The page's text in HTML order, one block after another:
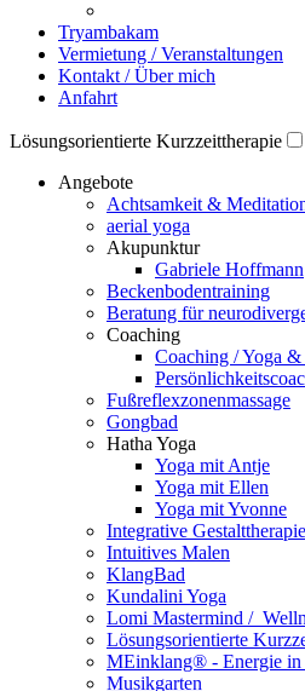
Tryambakam
Vermietung / Veranstaltungen
Kontakt / Über mich
Anfahrt
Lösungsorientierte Kurzzeittherapie
Angebote
Achtsamkeit &
aerial yoga
Akupunktur
Gabriele Hoffmann
Beckenbodentraining
Beratung für
Coaching
Coaching / Yoga
Fußreflexzonenmassage
Gongbad
Hatha Yoga
Yoga mit Antje
Yoga mit Ellen
Yoga mit Yvonne
Integrative Gestalttherapie
Intuitives Malen
KlangBad
Kundalini Yoga
Lomi Mastermind /
Lösungsorientierte
MEinklang® - Energie in
Musikgarten